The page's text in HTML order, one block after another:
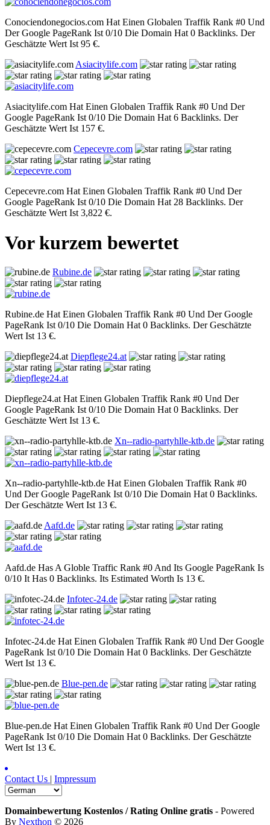
Conociendonegocios.com Hat Einen Globalen Traffik Rank #0 Und
Der Google PageRank Ist 0/10 Die Domain Hat 0 Backlinks. Der
Geschätzte Wert Ist 95 €.
Asiacitylife.com
Asiacitylife.com Hat Einen Globalen Traffik Rank #0 Und Der
Google PageRank Ist 0/10 Die Domain Hat 6 Backlinks. Der
Geschätzte Wert Ist 157 €.
Cepecevre.com
Cepecevre.com Hat Einen Globalen Traffik Rank #0 Und Der
Google PageRank Ist 0/10 Die Domain Hat 28 Backlinks. Der
Geschätzte Wert Ist 3,822 €.
Vor kurzem bewertet
Rubine.de
Rubine.de Hat Einen Globalen Traffik Rank #0 Und Der Google
PageRank Ist 0/10 Die Domain Hat 0 Backlinks. Der Geschätzte
Wert Ist 13 €.
Diepflege24.at
Diepflege24.at Hat Einen Globalen Traffik Rank #0 Und Der
Google PageRank Ist 0/10 Die Domain Hat 0 Backlinks. Der
Geschätzte Wert Ist 13 €.
Xn--radio-partyhlle-ktb.de
Xn--radio-partyhlle-ktb.de Hat Einen Globalen Traffik Rank #0
Und Der Google PageRank Ist 0/10 Die Domain Hat 0 Backlinks.
Der Geschätzte Wert Ist 13 €.
Aafd.de
Aafd.de Has A Globle Traffic Rank #0 And Its Google PageRank Is
0/10 It Has 0 Backlinks. Its Estimated Worth Is 13 €.
Infotec-24.de
Infotec-24.de Hat Einen Globalen Traffik Rank #0 Und Der Google
PageRank Ist 0/10 Die Domain Hat 0 Backlinks. Der Geschätzte
Wert Ist 13 €.
Blue-pen.de
Blue-pen.de Hat Einen Globalen Traffik Rank #0 Und Der Google
PageRank Ist 0/10 Die Domain Hat 0 Backlinks. Der Geschätzte
Wert Ist 13 €.
Contact Us | Impressum
Domainbewertung Kostenlos / Rating Online gratis - Powered
By Nexthon © 2026